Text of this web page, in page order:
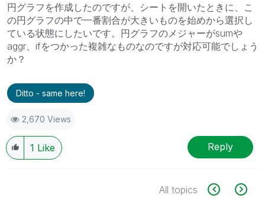
円グラフを作成したのですが、シートを開いたときに、こ
の円グラフの中で一番割合が大きいものを始めから選択し
ている状態にしたいです。円グラフのメジャーがsumや
aggr、ifをつかった複雑なものなのですが対応可能でしょう
か？
Ditto - same here!
2,670 Views
1 Like Reply
All topics